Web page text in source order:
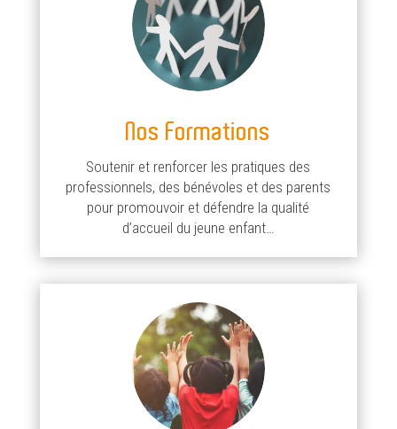
Nos Formations
Soutenir et renforcer les pratiques des
professionnels, des bénévoles et des parents
pour promouvoir et défendre la qualité
d’accueil du jeune enfant…